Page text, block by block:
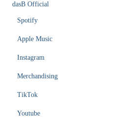
dasB Official
Spotify
Apple Music
Instagram
Merchandising
TikTok
Youtube